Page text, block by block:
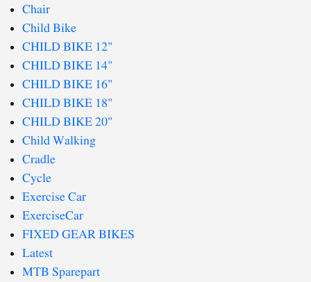
Chair
Child Bike
CHILD BIKE 12"
CHILD BIKE 14"
CHILD BIKE 16"
CHILD BIKE 18"
CHILD BIKE 20"
Child Walking
Cradle
Cycle
Exercise Car
ExerciseCar
FIXED GEAR BIKES
Latest
MTB Sparepart